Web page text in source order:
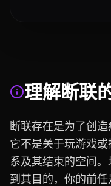
理解断联
断联存在是为了创造
它不是关于玩游戏
系及其结束的空间
到其目的，你的前